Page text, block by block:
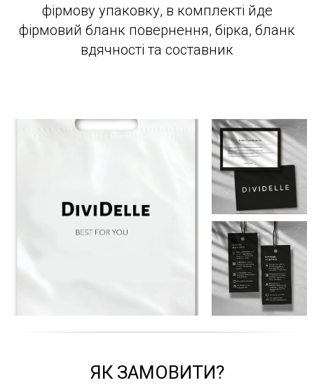
фірмову упаковку, в комплекті йде
фірмовий бланк повернення, бірка, бланк
вдячності та составник
ЯК ЗАМОВИТИ?